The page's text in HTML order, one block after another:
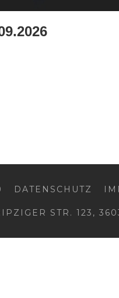
DATENSCHUTZ
STR. 123,